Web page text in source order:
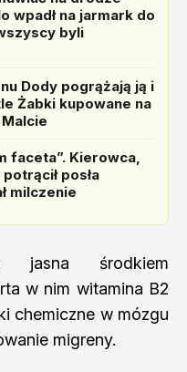
wpadł na jarmark do
byli
Dody pogrążają ją i
Żabki kupowane na
Malcie
faceta”. Kierowca,
posła
milczenie
środkiem
w nim witamina B2
chemiczne w mózgu
migreny.